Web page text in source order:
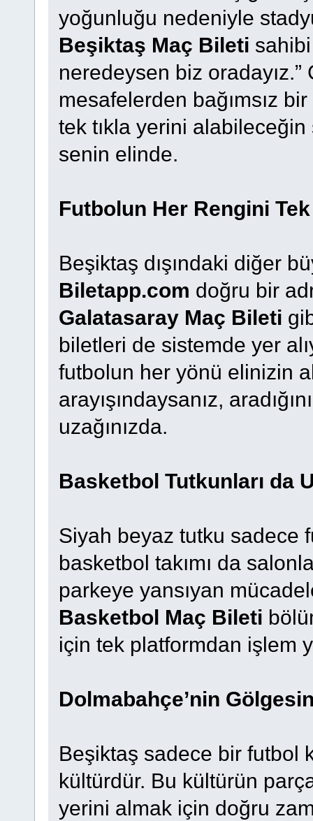
yoğunluğu nedeniyle
Beşiktaş Maç Bileti
neredeysen biz
mesafelerden bağımsız
tek tıkla yerini alabileceğin
senin elinde.
Futbolun Her Rengini
Beşiktaş dışındaki diğer
Biletapp.com doğru bir
Galatasaray Maç Bileti
biletleri de sistemde yer
futbolun her yönü elinizin
arayışındaysanız,
uzağınızda.
Basketbol Tutkunları da
Siyah beyaz tutku sadece
basketbol takımı da
parkeye yansıyan
Basketbol Maç Bileti
için tek platformdan işlem
Dolmabahçe’nin
Beşiktaş sadece bir futbol
kültürdür. Bu kültürün
yerini almak için doğru